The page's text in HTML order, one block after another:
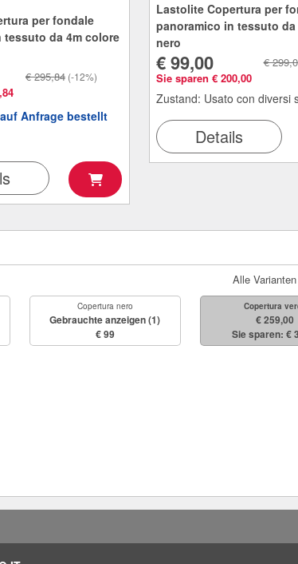
per fondale
tessuto da 4m colore
€ 295,84 (-12%)
Anfrage bestellt
Lastolite Copertura per
panoramico in tessuto da
nero
€ 99,00
Sie sparen € 200,00
€
Zustand: Usato con diversi
Details
Alle
Copertura nero
Gebrauchte anzeigen(1)
€ 99
Copertura
€ 259,00
Sie sparen: €